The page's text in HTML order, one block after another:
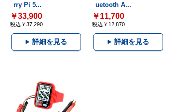
rry Pi 5...
￥33,900
税込￥37,290
詳細を見る
uetooth A...
￥11,700
税込￥12,870
詳細を見る